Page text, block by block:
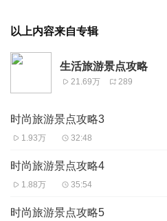
以上内容来自专辑
生活旅游景点攻略
21.69万 289
时尚旅游景点攻略3
1.93万 32:48
时尚旅游景点攻略4
1.88万 35:54
时尚旅游景点攻略5